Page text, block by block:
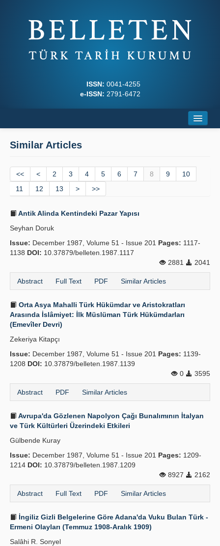
ISSN: 0041-4255
e-ISSN: 2791-6472
Journal Boards
Writing Rules
Principles
Publication Policies
Guidelines
Contact Us
Similar Articles
<< < 2 3 4 5 6 7 8 9
10
11
12 13 > >>
Antik Alinda Kentindeki Pazar Yapısı
Seyhan Doruk
Issue: December 1987, Volume 51 - Issue 201 Pages: 1117-
1138 DOI: 10.37879/belleten.1987.1117
2881
2041
Abstract Full Text PDF Similar Articles
Orta Asya Mahalli Türk Hükümdar ve Aristokratları
Arasında İslâmiyet: İlk Müslüman Türk Hükümdarları
(Emevîler Devri)
Zekeriya Kitapçı
Issue: December 1987, Volume 51 - Issue 201 Pages: 1139-
1208 DOI: 10.37879/belleten.1987.1139
0
3595
Abstract PDF Similar Articles
Avrupa'da Gözlenen Napolyon Çağı Bunalımının İtalyan
ve Türk Kültürleri Üzerindeki Etkileri
Gülbende Kuray
Issue: December 1987, Volume 51 - Issue 201 Pages: 1209-
1214 DOI: 10.37879/belleten.1987.1209
8927
2162
Abstract Full Text PDF Similar Articles
İngiliz Gizli Belgelerine Göre Adana'da Vuku Bulan Türk -
Ermeni Olayları (Temmuz 1908-Aralık 1909)
Salâhi R. Sonyel